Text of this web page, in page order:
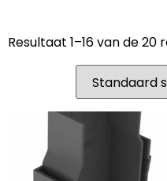
Resultaat 1–16 van de